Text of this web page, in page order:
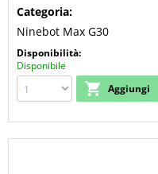
Categoria:
Ninebot Max G30
Disponibilità:
Disponibile